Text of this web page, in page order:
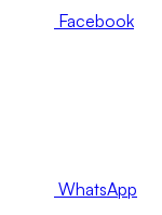
Facebook
WhatsApp